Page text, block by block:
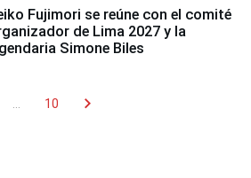
Fujimori se reúne con el comité
de Lima 2027 y la
Simone Biles
10 chevron_right